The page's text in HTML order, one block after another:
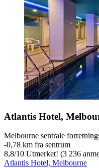
Atlantis Hotel,
Melbourne sentrale
‐0,78 km fra sentrum
8,8/10 Utmerket! (3 236
Atlantis Hotel, Melbourne